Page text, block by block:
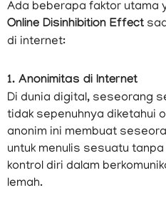
Ada beberapa faktor utama
Online Disinhibition Effect
di internet:
1. Anonimitas di Internet
Di dunia digital, seseorang
tidak sepenuhnya diketahui
anonim ini membuat
untuk menulis sesuatu
kontrol diri dalam
lemah.